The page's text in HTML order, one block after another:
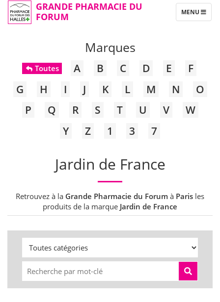
GRANDE PHARMACIE DU
FORUM
TOGGLE
NAVIGATION
MENU
Marques
Toutes A B C D E
F
G
H I J K L M N
O
P
Q R S T U V
W
Y
Z 1 3 7
Jardin de France
Retrouvez à la Grande Pharmacie du Forum à Paris les
produits de la marque Jardin de France